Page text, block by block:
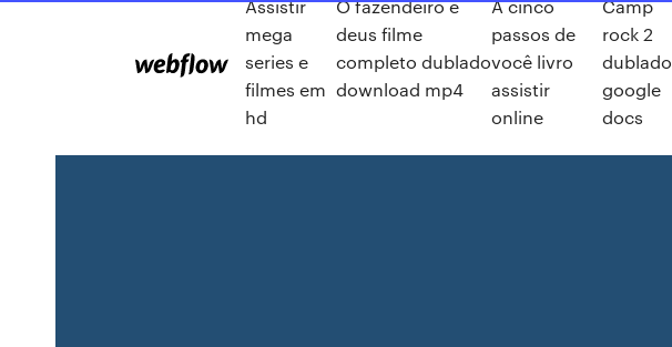
Assistir
mega
series e
filmes em
hd
O fazendeiro e
deus filme
completo dublado
download mp4
A cinco
passos de
você livro
assistir
online
Camp
rock 2
dublado
google
docs